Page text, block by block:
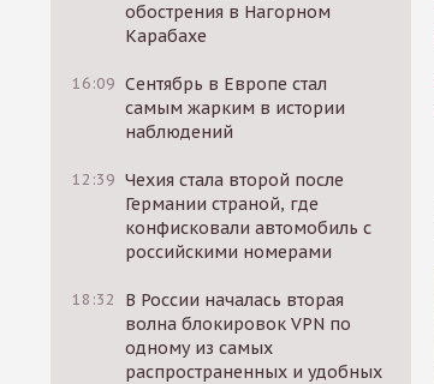
обострения в Нагорном
Карабахе
16:09 Сентябрь в Европе стал
самым жарким в истории
наблюдений
12:39 Чехия стала второй после
Германии страной, где
конфисковали автомобиль с
российскими номерами
18:32
В России началась вторая
волна блокировок VPN по
одному из самых
распространенных и удобных